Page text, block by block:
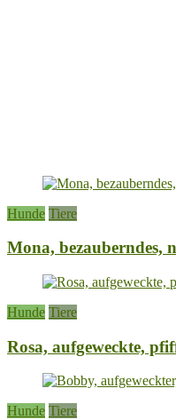
Hunde Tiere
Mona, bezauberndes,
Hunde Tiere
Rosa, aufgeweckte,
Hunde Tiere